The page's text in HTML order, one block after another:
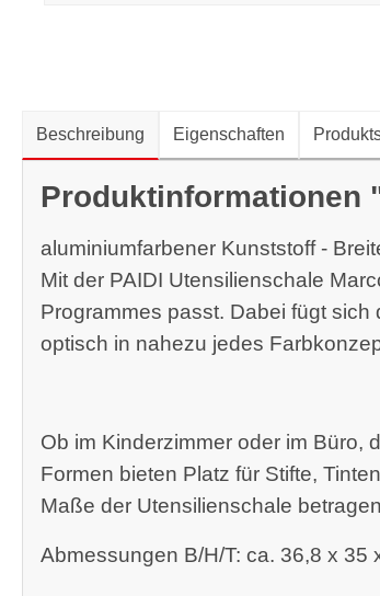
Beschreibung Eigenschaften
Produktinformationen
aluminiumfarbener Kunststoff -
Mit der PAIDI Utensilienschale
Programmes passt. Dabei fügt
optisch in nahezu jedes
Ob im Kinderzimmer oder im Büro,
Formen bieten Platz für Stifte,
Maße der Utensilienschale
Abmessungen B/H/T: ca. 36,8 x 35